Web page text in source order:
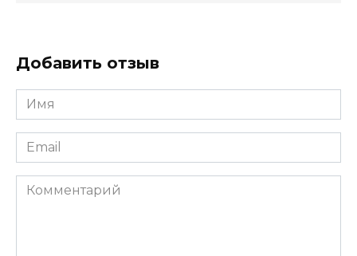
Добавить отзыв
Имя
*
Email
*
Комментарий